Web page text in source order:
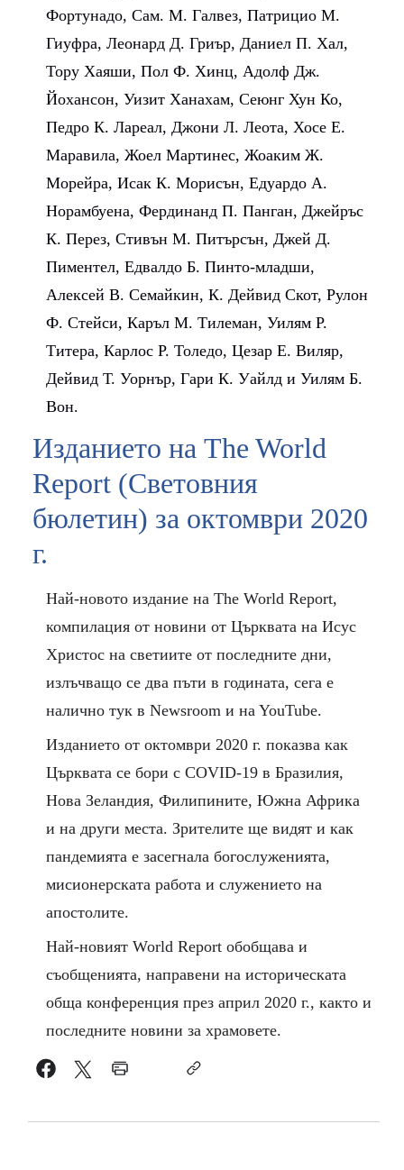
Фортунадо, Сам. М. Галвез, Патрицио М.
Гиуфра, Леонард Д. Гриър, Даниел П. Хал,
Тору Хаяши, Пол Ф. Хинц, Адолф Дж.
Йохансон, Уизит Ханахам, Сеюнг Хун Ко,
Педро К. Лареал, Джони Л. Леота, Хосе Е.
Маравила, Жоел Мартинес, Жоаким Ж.
Морейра, Исак К. Морисън, Едуардо А.
Норамбуена, Фердинанд П. Панган, Джейръс
К. Перез, Стивън М. Питърсън, Джей Д.
Пиментел, Едвалдо Б. Пинто-младши,
Алексей В. Семайкин, К. Дейвид Скот, Рулон
Ф. Стейси, Каръл М. Тилеман, Уилям Р.
Титера, Карлос Р. Толедо, Цезар Е. Виляр,
Дейвид Т. Уорнър, Гари К. Уайлд и Уилям Б.
Вон.
Изданието на The World
Report(Световния
бюлетин) за октомври 2020
г.
Най-новото издание на The World Report,
компилация от новини от Църквата на Исус
Христос на светиите от последните дни,
излъчващо се два пъти в годината, сега е
налично тук в Newsroom и на YouTube.
Изданието от октомври 2020 г. показва как
Църквата се бори с COVID-19 в Бразилия,
Нова Зеландия, Филипините, Южна Африка
и на други места. Зрителите ще видят и как
пандемията е засегнала богослуженията,
мисионерската работа и служението на
апостолите.
Най-новият World Report обобщава и
съобщенията, направени на историческата
обща конференция през април 2020 г., както и
последните новини за храмовете.